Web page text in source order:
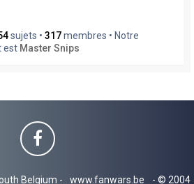
sujets • 317membres • Notre
est Master Snips
Belgium - www.fanwars.be - © 2004